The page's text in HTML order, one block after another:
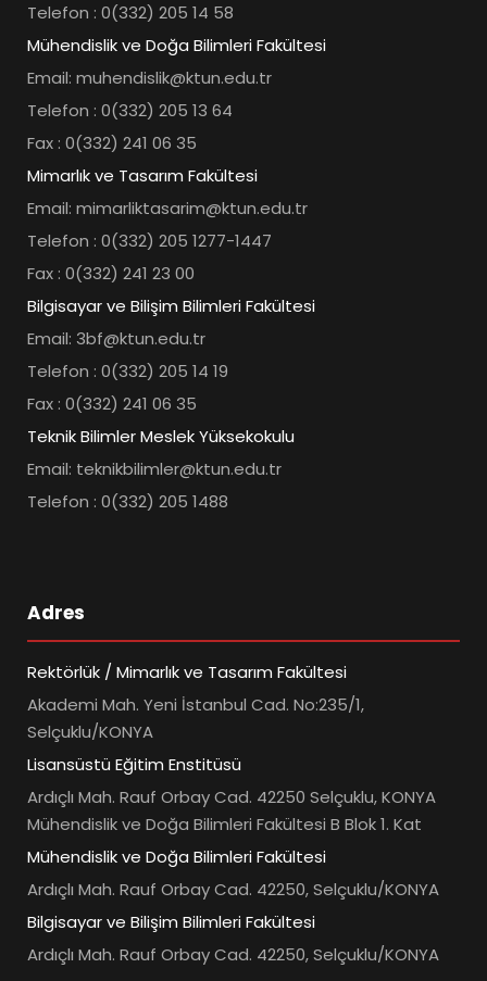
Telefon : 0(332) 205 14 58
Mühendislik ve Doğa Bilimleri Fakültesi
Email: muhendislik@ktun.edu.tr
Telefon : 0(332) 205 13 64
Fax : 0(332) 241 06 35
Mimarlık ve Tasarım Fakültesi
Email: mimarliktasarim@ktun.edu.tr
Telefon : 0(332) 205 1277-1447
Fax : 0(332) 241 23 00
Bilgisayar ve Bilişim Bilimleri Fakültesi
Email: 3bf@ktun.edu.tr
Telefon : 0(332) 205 14 19
Fax : 0(332) 241 06 35
Teknik Bilimler Meslek Yüksekokulu
Email: teknikbilimler@ktun.edu.tr
Telefon : 0(332) 205 1488
Adres
Rektörlük / Mimarlık ve Tasarım Fakültesi
Akademi Mah. Yeni İstanbul Cad. No:235/1,
Selçuklu/KONYA
Lisansüstü Eğitim Enstitüsü
Ardıçlı Mah. Rauf Orbay Cad. 42250 Selçuklu, KONYA
Mühendislik ve Doğa Bilimleri Fakültesi B Blok 1. Kat
Mühendislik ve Doğa Bilimleri Fakültesi
Ardıçlı Mah. Rauf Orbay Cad. 42250, Selçuklu/KONYA
Bilgisayar ve Bilişim Bilimleri Fakültesi
Ardıçlı Mah. Rauf Orbay Cad. 42250, Selçuklu/KONYA